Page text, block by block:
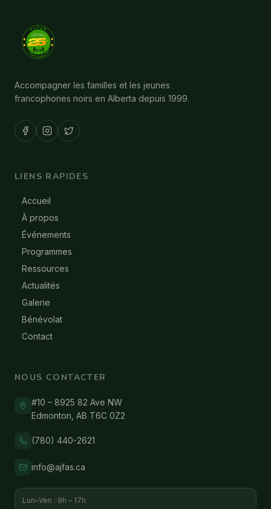
Accompagner les familles et les jeunes
francophones noirs en Alberta depuis 1999.
LIENS RAPIDES
Accueil
À propos
Événements
Programmes
Ressources
Actualités
Galerie
Bénévolat
Contact
NOUS CONTACTER
#10 – 8925 82 Ave NW
Edmonton, AB T6C 0Z2
(780) 440-2621
info@ajfas.ca
Lun–Ven : 9h – 17h